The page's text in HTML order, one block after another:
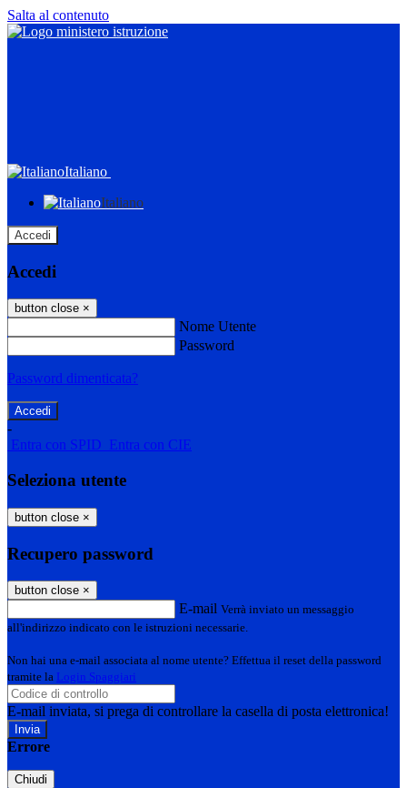
Salta al contenuto
Italiano
Italiano
Accedi
Accedi
button close ×
Nome Utente
Password
Password dimenticata?
-
Entra con SPID Entra con CIE
Seleziona utente
button close ×
Recupero password
button close ×
E-mail Verrà inviato un messaggio
all'indirizzo indicato con le istruzioni necessarie.
Non hai una e-mail associata al nome utente? Effettua il reset della password
tramite la Login Spaggiari
E-mail inviata, si prega di controllare la casella di posta elettronica!
Errore
Chiudi